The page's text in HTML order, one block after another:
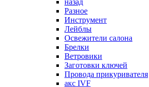
назад
Разное
Инструмент
Лейблы
Освежители салона
Брелки
Ветровики
Заготовки ключей
Провода прикуривателя
акс IVF